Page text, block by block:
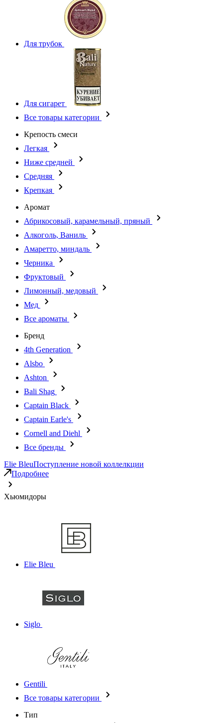
Для трубок
Для сигарет
Все товары категории
Крепость смеси
Легкая
Ниже средней
Средняя
Крепкая
Аромат
Абрикосовый, карамельный, пряный
Алкоголь, Ваниль
Амаретто, миндаль
Черника
Фруктовый
Лимонный, медовый
Мед
Все ароматы
Бренд
4th Generation
Alsbo
Ashton
Bali Shag
Captain Black
Captain Earle's
Cornell and Diehl
Все бренды
Elie BleuПоступление новой коллелкции
Подробнее
Хьюмидоры
Elie Bleu
Siglo
Gentili
Все товары категории
Тип